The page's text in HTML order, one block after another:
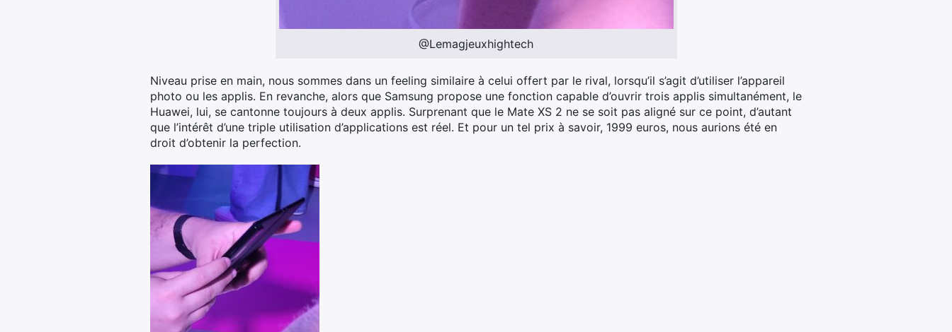
@Lemagjeuxhightech
Niveau prise en main, nous sommes dans un feeling similaire à celui offert par le rival, lorsqu’il s’agit d’utiliser l’appareil
photo ou les applis. En revanche, alors que Samsung propose une fonction capable d’ouvrir trois applis simultanément, le
Huawei, lui, se cantonne toujours à deux applis. Surprenant que le Mate XS 2 ne se soit pas aligné sur ce point, d’autant
que l’intérêt d’une triple utilisation d’applications est réel. Et pour un tel prix à savoir, 1999 euros, nous aurions été en
droit d’obtenir la perfection.